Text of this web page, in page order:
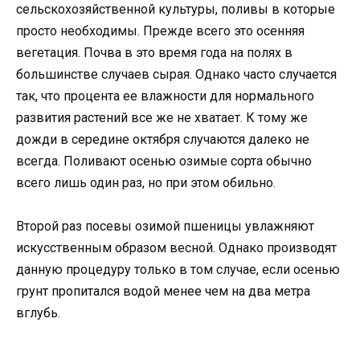
сельскохозяйственной культуры, поливы в которые
просто необходимы. Прежде всего это осенняя
вегетация. Почва в это время года на полях в
большинстве случаев сырая. Однако часто случается
так, что процента ее влажности для нормального
развития растений все же не хватает. К тому же
дожди в середине октября случаются далеко не
всегда. Поливают осенью озимые сорта обычно
всего лишь один раз, но при этом обильно.
Второй раз посевы озимой пшеницы увлажняют
искусственным образом весной. Однако производят
данную процедуру только в том случае, если осенью
грунт пропитался водой менее чем на два метра
вглубь.